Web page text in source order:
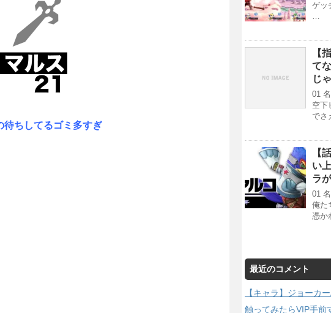
待ちしてるゴミ多すぎ
ゲッ
…
【
て
じ
01
空下
で
【
い
ラ
01
俺た
憑か
最近のコメント
【キャラ】ジョーカ
触ってみたらVIP手前